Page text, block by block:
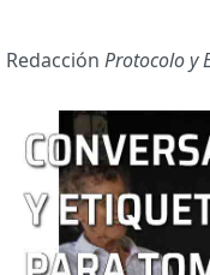
RedacciónProtocolo y